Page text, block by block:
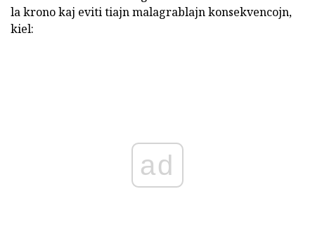
la krono kaj eviti tiajn malagrablajn konsekvencojn,
kiel:
ad